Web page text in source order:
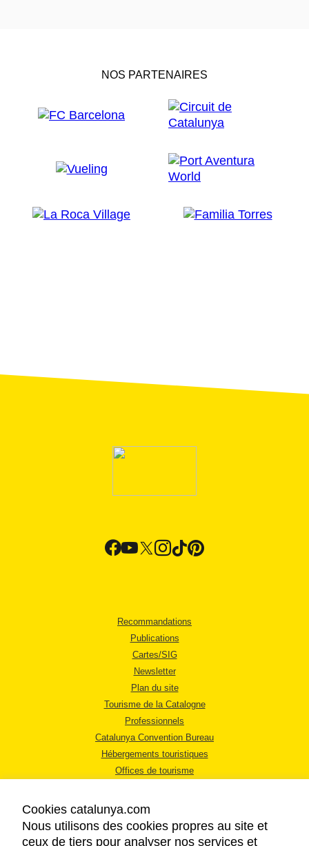
NOS PARTENAIRES
Recommandations
Publications
Cartes/SIG
Newsletter
Plan du site
Tourisme de la Catalogne
Professionnels
Catalunya Convention Bureau
Hébergements touristiques
Offices de tourisme
Cookies catalunya.com
Nous utilisons des cookies propres au site et
ceux de tiers pour analyser nos services et